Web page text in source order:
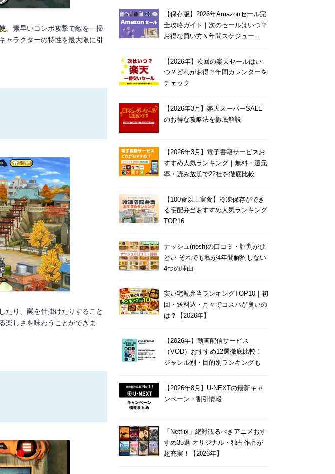
。素早いコンボ攻撃で敵を一掃
ャラクターの特性を最大限に引
たり、罠を仕掛けたりすること
楽しさを味わうことができま
【保存版】2026年Amazonセール完
全攻略ガイド｜次のセールはいつ？
お得な買い方＆年間スケジュー...
【2026年】次回の楽天セールはい
つ？どれがお得？年間カレンダーを
チェック
【2026年3月】楽天スーパーSALE
のお得な攻略法を徹底解説
【2026年3月】電子書籍サービスお
すすめ人気ランキング｜無料・還元
率・読み放題で22社を徹底比較
【100食以上実食】冷凍保存ができ
る宅配弁当おすすめ人気ランキング
TOP16
ナッシュ(nosh)の口コミ・評判がひ
どい それでも私が4年間解約しない
4つの理由
安い宅配弁当ランキングTOP10｜初
回・送料込・月々でコスパが良いの
は？【2026年】
【2026年】動画配信サービス
（VOD）おすすめ12選徹底比較！
ジャンル別・目的別ランキングも
【2026年8月】U-NEXTの最新キャ
ンペーン・割引情報
「Netflix」絶対観るべきアニメおす
すめ35選 オリジナル・独占作品が
超充実！【2026年】